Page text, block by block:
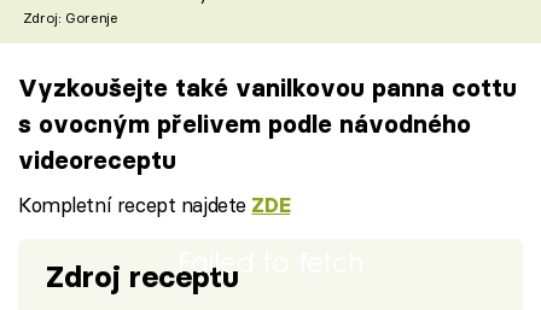
Zdroj: Gorenje
Vyzkoušejte také vanilkovou panna cottu
s ovocným přelivem podle návodného
videoreceptu
Kompletní recept najdete ZDE
Failed to fetch
Zdroj receptu